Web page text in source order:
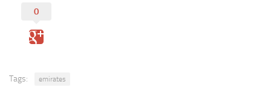
0
Tags: emirates